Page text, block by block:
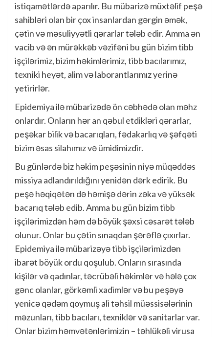
istiqamətlərdə aparılır. Bu mübarizə müxtəlif peşə
sahibləri olan bir çox insanlardan gərgin əmək,
çətin və məsuliyyətli qərarlar tələb edir. Amma ən
vacib və ən mürəkkəb vəzifəni bu gün bizim tibb
işçilərimiz, bizim həkimlərimiz, tibb bacılarımız,
texniki heyət, alim və laborantlarımız yerinə
yetirirlər.
Epidemiya ilə mübarizədə ön cəbhədə olan məhz
onlardır. Onların hər an qəbul etdikləri qərarlar,
peşəkar bilik və bacarıqları, fədakarlıq və şəfqəti
bizim əsas silahımız və ümidimizdir.
Bu günlərdə biz həkim peşəsinin niyə müqəddəs
missiya adlandırıldığını yenidən dərk edirik. Bu
peşə həqiqətən də həmişə dərin zəka və yüksək
bacarıq tələb edib. Amma bu gün bizim tibb
işçilərimizdən həm də böyük şəxsi cəsarət tələb
olunur. Onlar bu çətin sınaqdan şərəflə çıxırlar.
Epidemiya ilə mübarizəyə tibb işçilərimizdən
ibarət böyük ordu qoşulub. Onların sırasında
kişilər və qadınlar, təcrübəli həkimlər və hələ çox
gənc olanlar, görkəmli xadimlər və bu peşəyə
yenicə qədəm qoymuş ali təhsil müəssisələrinin
məzunları, tibb bacıları, texniklər və sanitarlar var.
Onlar bizim həmvətənlərimizin – təhlükəli virusa